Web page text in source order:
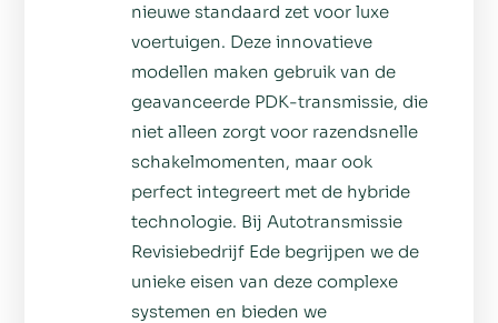
nieuwe standaard zet voor luxe
voertuigen. Deze innovatieve
modellen maken gebruik van de
geavanceerde PDK-transmissie, die
niet alleen zorgt voor razendsnelle
schakelmomenten, maar ook
perfect integreert met de hybride
technologie. Bij Autotransmissie
Revisiebedrijf Ede begrijpen we de
unieke eisen van deze complexe
systemen en bieden we